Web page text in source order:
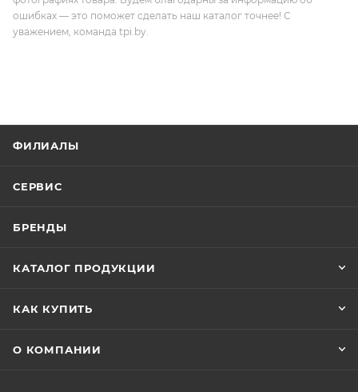
ошибках — это поможет сделать наш каталог точнее! С
уважением, команда tpi.by.
ФИЛИАЛЫ
СЕРВИС
БРЕНДЫ
КАТАЛОГ ПРОДУКЦИИ
КАК КУПИТЬ
О КОМПАНИИ